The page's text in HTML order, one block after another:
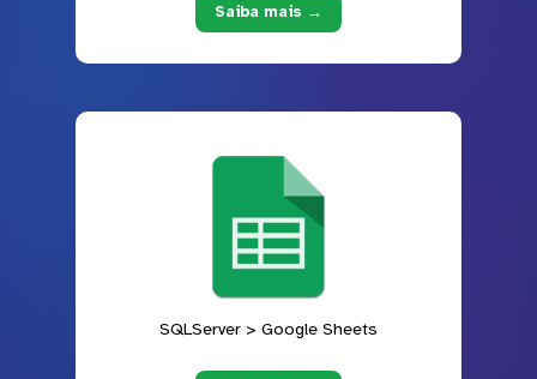
Saiba mais →
SQLServer > Google Sheets